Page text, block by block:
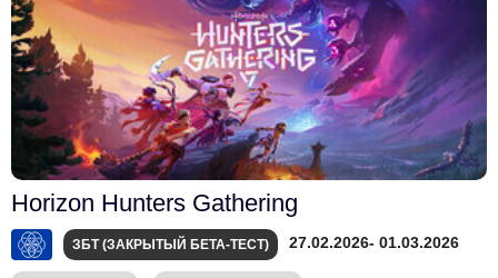
Horizon Hunters Gathering
ЗБТ (ЗАКРЫТЫЙ БЕТА-ТЕСТ) 27.02.2026- 01.03.2026